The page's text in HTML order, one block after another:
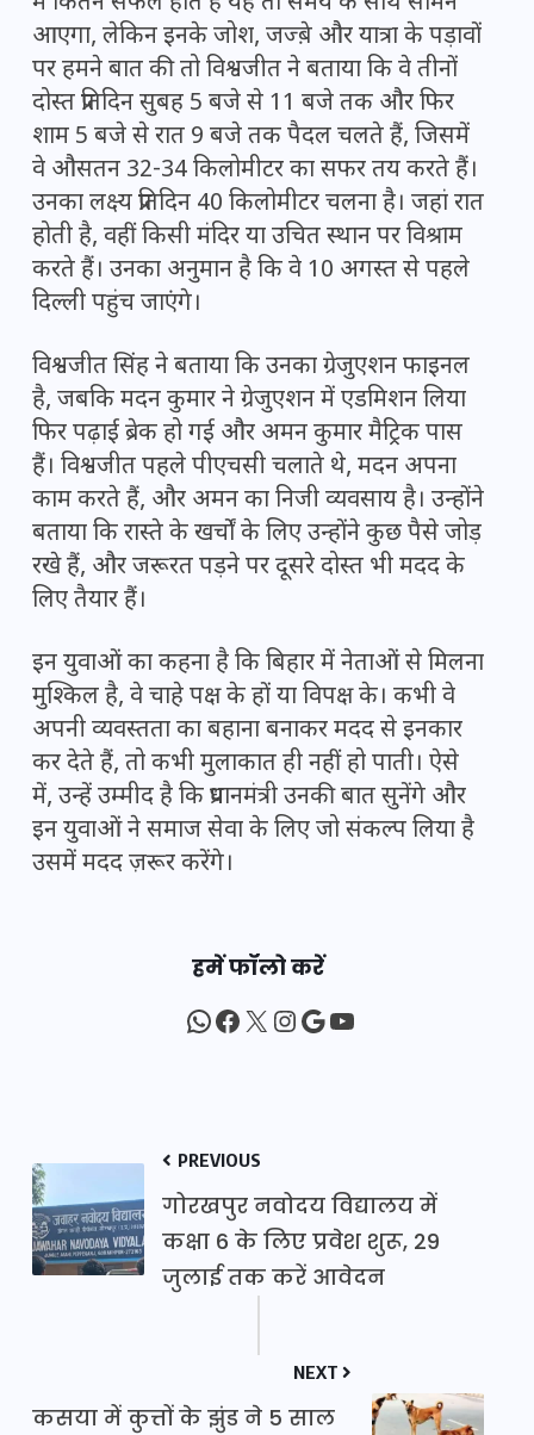
आएगा, लेकिन इनके जोश, जज्ब़े और यात्रा के पड़ावों
पर हमने बात की तो विश्वजीत ने बताया कि वे तीनों
दोस्त प्रतिदिन सुबह 5 बजे से 11 बजे तक और फिर
शाम 5 बजे से रात 9 बजे तक पैदल चलते हैं, जिसमें
वे औसतन 32-34 किलोमीटर का सफर तय करते हैं।
उनका लक्ष्य प्रतिदिन 40 किलोमीटर चलना है। जहां रात
होती है, वहीं किसी मंदिर या उचित स्थान पर विश्राम
करते हैं। उनका अनुमान है कि वे 10 अगस्त से पहले
दिल्ली पहुंच जाएंगे।
विश्वजीत सिंह ने बताया कि उनका ग्रेजुएशन फाइनल
है, जबकि मदन कुमार ने ग्रेजुएशन में एडमिशन लिया
फिर पढ़ाई ब्रेक हो गई और अमन कुमार मैट्रिक पास
हैं। विश्वजीत पहले पीएचसी चलाते थे, मदन अपना
काम करते हैं, और अमन का निजी व्यवसाय है। उन्होंने
बताया कि रास्ते के खर्चों के लिए उन्होंने कुछ पैसे जोड़
रखे हैं, और जरूरत पड़ने पर दूसरे दोस्त भी मदद के
लिए तैयार हैं।
इन युवाओं का कहना है कि बिहार में नेताओं से मिलना
मुश्किल है, वे चाहे पक्ष के हों या विपक्ष के। कभी वे
अपनी व्यवस्तता का बहाना बनाकर मदद से इनकार
कर देते हैं, तो कभी मुलाकात ही नहीं हो पाती। ऐसे
में, उन्हें उम्मीद है कि प्रधानमंत्री उनकी बात सुनेंगे और
इन युवाओं ने समाज सेवा के लिए जो संकल्प लिया है
उसमें मदद ज़रूर करेंगे।
हमें फॉलो करें
WhatsApp
Facebook
X Instagram
Google
YouTube
PREVIOUS
गोरखपुर नवोदय विद्यालय में
कक्षा 6 के लिए प्रवेश शुरू, 29
जुलाई तक करें आवेदन
NEXT
कसया में कुत्तों के झुंड ने 5 साल